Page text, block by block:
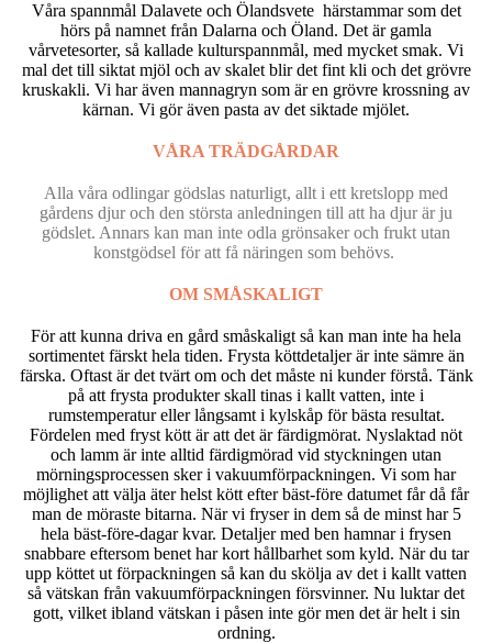
Våra spannmål Dalavete och Ölandsvete härstammar som det
hörs på namnet från Dalarna och Öland. Det är gamla
vårvetesorter, så kallade kulturspannmål, med mycket smak. Vi
mal det till siktat mjöl och av skalet blir det fint kli och det grövre
kruskakli. Vi har även mannagryn som är en grövre krossning av
kärnan. Vi gör även pasta av det siktade mjölet.
VÅRA TRÄDGÅRDAR
Alla våra odlingar gödslas naturligt, allt i ett kretslopp med
gårdens djur och den största anledningen till att ha djur är ju
gödslet. Annars kan man inte odla grönsaker och frukt utan
konstgödsel för att få näringen som behövs.
OM SMÅSKALIGT
För att kunna driva en gård småskaligt så kan man inte ha hela
sortimentet färskt hela tiden. Frysta köttdetaljer är inte sämre än
färska. Oftast är det tvärt om och det måste ni kunder förstå. Tänk
på att frysta produkter skall tinas i kallt vatten, inte i
rumstemperatur eller långsamt i kylskåp för bästa resultat.
Fördelen med fryst kött är att det är färdigmörat. Nyslaktad nöt
och lamm är inte alltid färdigmörad vid styckningen utan
mörningsprocessen sker i vakuumförpackningen. Vi som har
möjlighet att välja äter helst kött efter bäst-före datumet får då får
man de möraste bitarna. När vi fryser in dem så de minst har 5
hela bäst-före-dagar kvar. Detaljer med ben hamnar i frysen
snabbare eftersom benet har kort hållbarhet som kyld. När du tar
upp köttet ut förpackningen så kan du skölja av det i kallt vatten
så vätskan från vakuumförpackningen försvinner. Nu luktar det
gott, vilket ibland vätskan i påsen inte gör men det är helt i sin
ordning.